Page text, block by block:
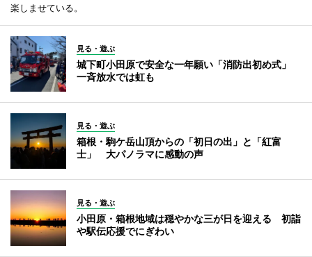
楽しませている。
見る・遊ぶ
城下町小田原で安全な一年願い「消防出初め式」
一斉放水では虹も
見る・遊ぶ
箱根・駒ケ岳山頂からの「初日の出」と「紅富
士」 大パノラマに感動の声
見る・遊ぶ
小田原・箱根地域は穏やかな三が日を迎える 初詣
や駅伝応援でにぎわい